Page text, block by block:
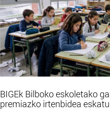
BIGEk Bilboko eskoletako
premiazko irtenbidea